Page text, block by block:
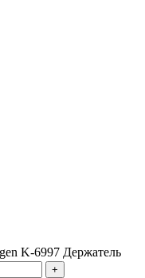
K-6997 Держатель